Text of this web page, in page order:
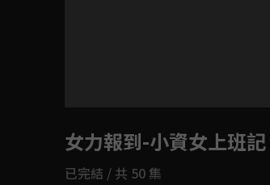
如有不便請見諒
女力報到-小資女上班記
已完結 / 共 50 集